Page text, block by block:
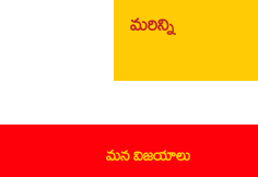
మరిన్ని
మన విజయాలు